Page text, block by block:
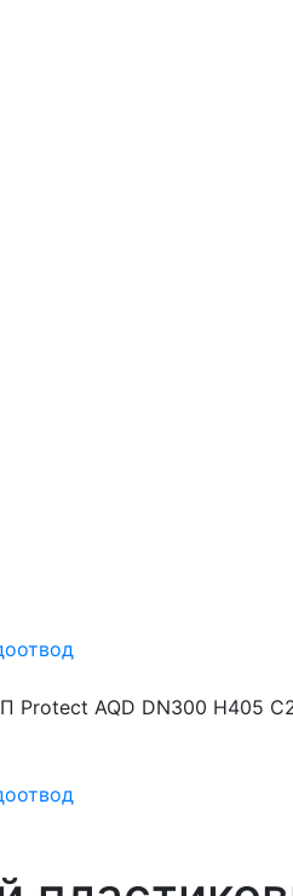
AQD DN300 H405